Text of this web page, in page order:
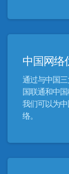
中国网络
通过与中国
国联通和中
我们可以为
络。